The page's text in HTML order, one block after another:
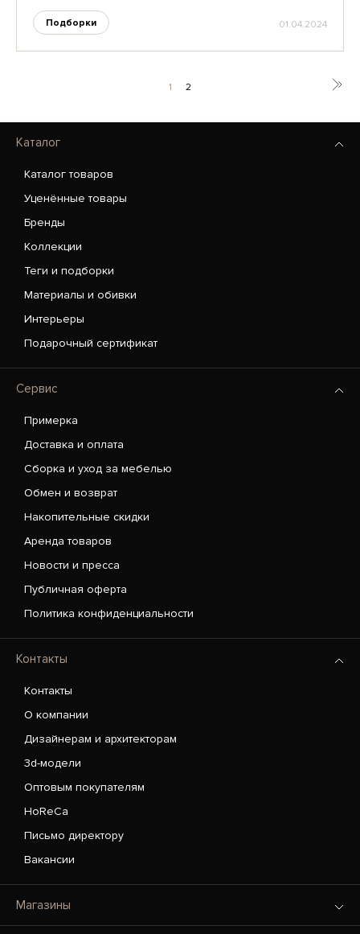
01.04.2024
Подборки
1 2
Каталог
Каталог товаров
Уценённые товары
Бренды
Коллекции
Теги и подборки
Материалы и обивки
Интерьеры
Подарочный сертификат
Сервис
Примерка
Доставка и оплата
Сборка и уход за мебелью
Обмен и возврат
Накопительные скидки
Аренда товаров
Новости и пресса
Публичная оферта
Политика конфиденциальности
Контакты
Контакты
О компании
Дизайнерам и архитекторам
3d-модели
Оптовым покупателям
HoReCa
Письмо директору
Вакансии
Магазины